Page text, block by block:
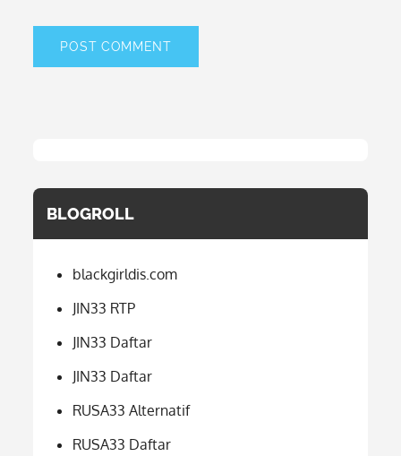
BLOGROLL
blackgirldis.com
JIN33 RTP
JIN33 Daftar
JIN33 Daftar
RUSA33 Alternatif
RUSA33 Daftar